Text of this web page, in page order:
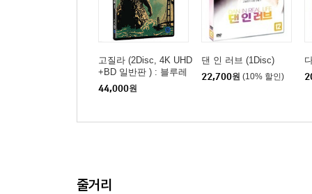
고질라 (2Disc, 4K UHD
+BD 일반판 ) : 블루레
이
44,000원
댄 인 러브 (1Disc)
22,700원 (10% 할인)
줄거리